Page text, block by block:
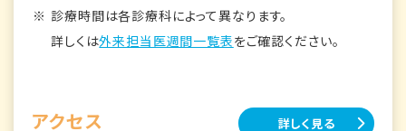
診療時間は各診療科によって異なります。
詳しくは外来担当医週間一覧表をご確認ください。
アクセス 詳しく見る